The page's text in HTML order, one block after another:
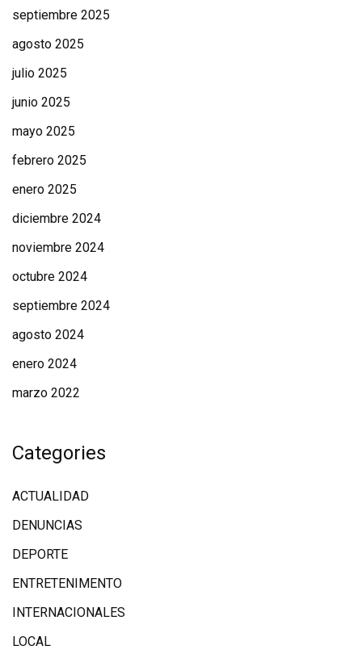
septiembre 2025
agosto 2025
julio 2025
junio 2025
mayo 2025
febrero 2025
enero 2025
diciembre 2024
noviembre 2024
octubre 2024
septiembre 2024
agosto 2024
enero 2024
marzo 2022
Categories
ACTUALIDAD
DENUNCIAS
DEPORTE
ENTRETENIMENTO
INTERNACIONALES
LOCAL